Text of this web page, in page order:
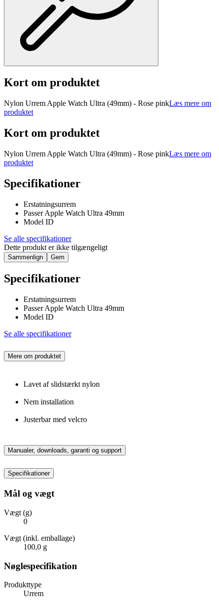
Kort om produktet
Nylon Urrem Apple Watch Ultra (49mm) - Rose pinkLæs mere om
produktet
Kort om produktet
Nylon Urrem Apple Watch Ultra (49mm) - Rose pinkLæs mere om
produktet
Specifikationer
Erstatningsurrem
Passer Apple Watch Ultra 49mm
Model ID
Se alle specifikationer
Dette produkt er ikke tilgængeligt
Sammenlign Gem
Specifikationer
Erstatningsurrem
Passer Apple Watch Ultra 49mm
Model ID
Se alle specifikationer
Mere om produktet
Lavet af slidstærkt nylon
Nem installation
Justerbar med velcro
Manualer, downloads, garanti og support
Specifikationer
Mål og vægt
Vægt (g)
0
Vægt (inkl. emballage)
100,0 g
Nøglespecifikation
Produkttype
Urrem